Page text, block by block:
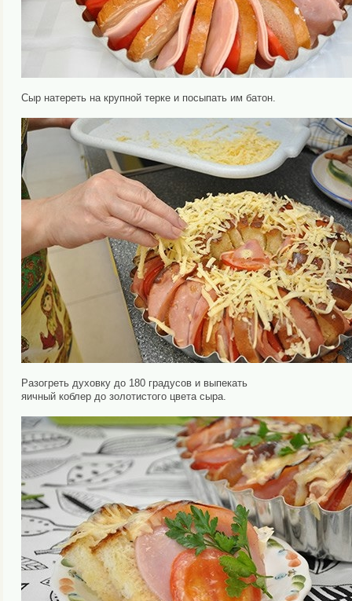
Сыр натереть на крупной терке и посыпать им батон.
Разогреть духовку до 180 градусов и выпекать
яичный коблер до золотистого цвета сыра.